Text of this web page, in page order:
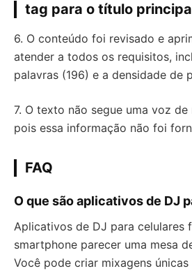
tag para o título
6. O conteúdo foi revisado e
atender a todos os requisitos,
palavras (196) e a densidade de
7. O texto não segue uma voz
pois essa informação não foi
FAQ
O que são aplicativos de DJ
Aplicativos de DJ para celulares
smartphone parecer uma mesa
Você pode criar mixagens